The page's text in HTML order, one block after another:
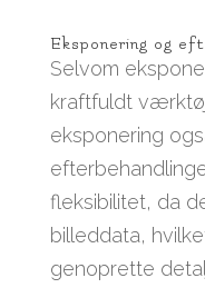
Eksponering og
Selvom
kraftfuldt
eksponering
fleksibilitet, da
billeddata,
genoprette